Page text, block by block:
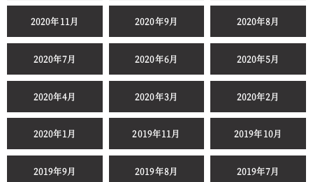
2020年11月 2020年9月 2020年8月
2020年7月 2020年6月 2020年5月
2020年4月 2020年3月 2020年2月
2020年1月 2019年11月 2019年10月
2019年9月 2019年8月 2019年7月